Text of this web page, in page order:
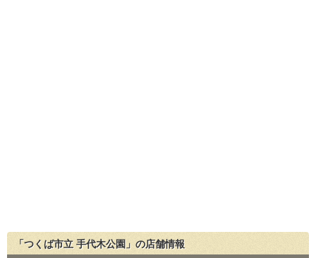
「つくば市立 手代木公園」の店舗情報